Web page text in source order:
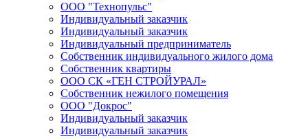
ООО "Технопульс"
Индивидуальный заказчик
Индивидуальный заказчик
Индивидуальный предприниматель
Собственник индивидуального жилого дома
Собственник квартиры
ООО СК «ГЕН СТРОЙУРАЛ»
Собственник нежилого помещения
ООО "Докрос"
Индивидуальный заказчик
Индивидуальный заказчик